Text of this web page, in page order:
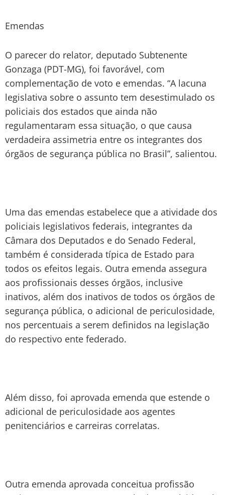
Emendas
O parecer do relator, deputado Subtenente
Gonzaga (PDT-MG), foi favorável, com
complementação de voto e emendas. “A lacuna
legislativa sobre o assunto tem desestimulado os
policiais dos estados que ainda não
regulamentaram essa situação, o que causa
verdadeira assimetria entre os integrantes dos
órgãos de segurança pública no Brasil”, salientou.
Uma das emendas estabelece que a atividade dos
policiais legislativos federais, integrantes da
Câmara dos Deputados e do Senado Federal,
também é considerada típica de Estado para
todos os efeitos legais. Outra emenda assegura
aos profissionais desses órgãos, inclusive
inativos, além dos inativos de todos os órgãos de
segurança pública, o adicional de periculosidade,
nos percentuais a serem definidos na legislação
do respectivo ente federado.
Além disso, foi aprovada emenda que estende o
adicional de periculosidade aos agentes
penitenciários e carreiras correlatas.
Outra emenda aprovada conceitua profissão